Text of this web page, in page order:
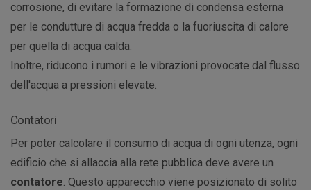
corrosione, di evitare la formazione di condensa esterna
per le condutture di acqua fredda o la fuoriuscita di calore
per quella di acqua calda.
Inoltre, riducono i rumori e le vibrazioni provocate dal flusso
dell'acqua a pressioni elevate.
Contatori
Per poter calcolare il consumo di acqua di ogni utenza, ogni
edificio che si allaccia alla rete pubblica deve avere un
contatore. Questo apparecchio viene posizionato di solito